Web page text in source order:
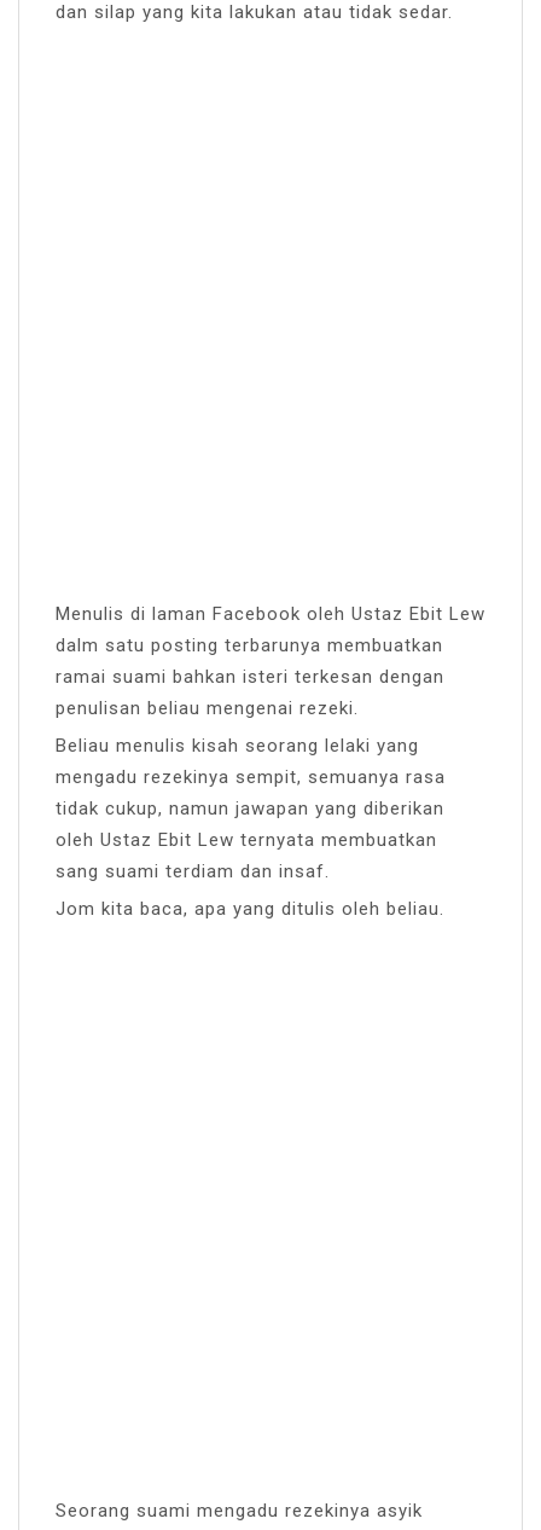
dan silap yang kita lakukan atau tidak sedar.
Menulis di laman Facebook oleh Ustaz Ebit Lew
dalm satu posting terbarunya membuatkan
ramai suami bahkan isteri terkesan dengan
penulisan beliau mengenai rezeki.
Beliau menulis kisah seorang lelaki yang
mengadu rezekinya sempit, semuanya rasa
tidak cukup, namun jawapan yang diberikan
oleh Ustaz Ebit Lew ternyata membuatkan
sang suami terdiam dan insaf.
Jom kita baca, apa yang ditulis oleh beliau.
Seorang suami mengadu rezekinya asyik